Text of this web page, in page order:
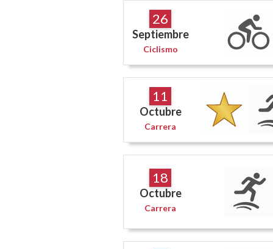
26
Septiembre
Ciclismo
11
Octubre
Carrera
18
Octubre
Carrera